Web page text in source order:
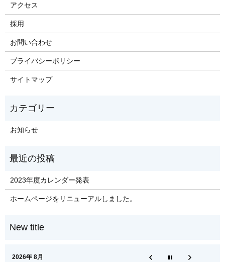
アクセス
採用
お問い合わせ
プライバシーポリシー
サイトマップ
お知らせ
2023年度カレンダー発表
ホームページをリニューアルしました。
2026年 8月